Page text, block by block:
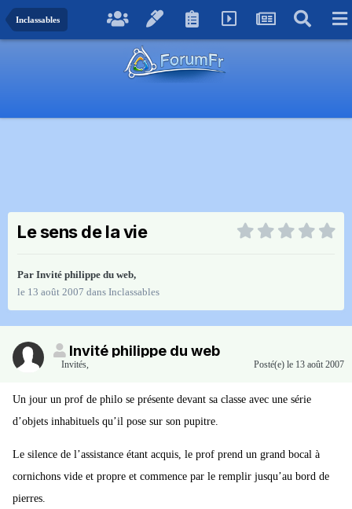
Inclassables
Le sens de la vie
Par Invité philippe du web,
le 13 août 2007 dans Inclassables
Invité philippe du web
Invités, Posté(e) le 13 août 2007
Un jour un prof de philo se présente devant sa classe avec une série
d’objets inhabituels qu’il pose sur son pupitre.
Le silence de l’assistance étant acquis, le prof prend un grand bocal à
cornichons vide et propre et commence par le remplir jusqu’au bord de
pierres.